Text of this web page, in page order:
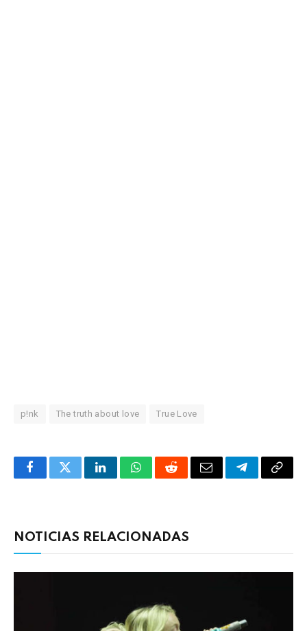
p!nk The truth about love True Love
FacebookTwitterLinkedInWhatsAppRedditCorreoTelegrama
NOTICIAS RELACIONADAS